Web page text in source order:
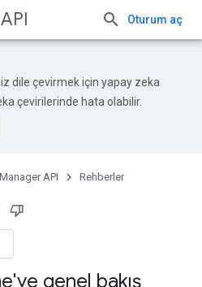
Oturum aç
dile çevirmek için yapay zeka
çevirilerinde hata olabilir.
API Rehberler
genel bakış